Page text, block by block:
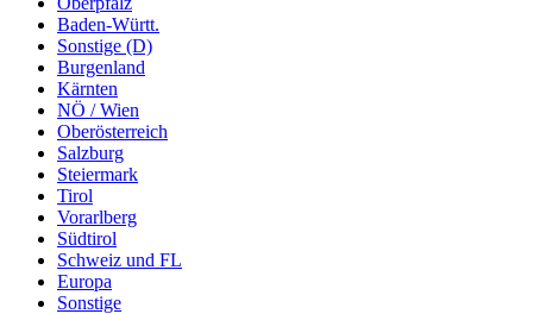
Baden-Württ.
Sonstige (D)
Burgenland
Kärnten
NÖ / Wien
Oberösterreich
Salzburg
Steiermark
Tirol
Vorarlberg
Südtirol
Schweiz und FL
Europa
Sonstige